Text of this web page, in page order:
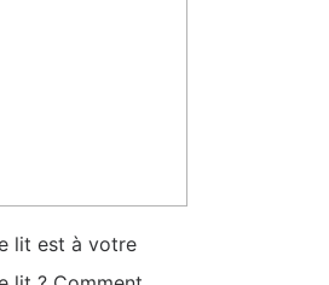
lit est à votre